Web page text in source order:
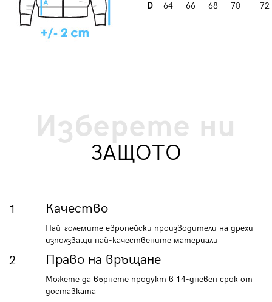
D
64 66 68 70 72
Изберете ни
ЗАЩОТО
1 Качество
Най-големите европейски производители на дрехи
използващи най-качествените материали
2 Право на връщане
Можете да върнете продукт в 14-дневен срок от
доставката